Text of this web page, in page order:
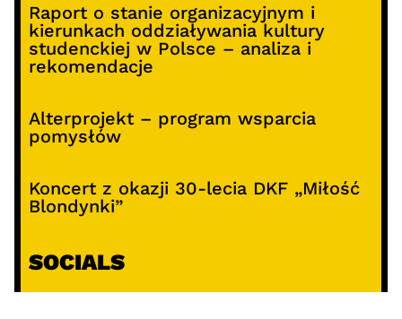
Raport o stanie organizacyjnym i
kierunkach oddziaływania kultury
studenckiej w Polsce – analiza i
rekomendacje
Alterprojekt – program wsparcia
pomysłów
Koncert z okazji 30-lecia DKF „Miłość
Blondynki”
SOCIALS